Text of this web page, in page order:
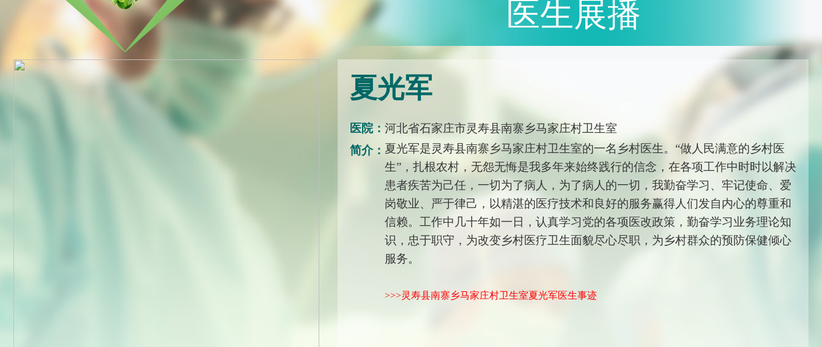
医生展播
夏光军
医院： 河北省石家庄市灵寿县南寨乡马家庄村卫生室
简介： 夏光军是灵寿县南寨乡马家庄村卫生室的一名乡村医生。“做人民满意的乡村医
生”，扎根农村，无怨无悔是我多年来始终践行的信念，在各项工作中时时以解决
患者疾苦为己任，一切为了病人，为了病人的一切，我勤奋学习、牢记使命、爱
岗敬业、严于律己，以精湛的医疗技术和良好的服务赢得人们发自内心的尊重和
信赖。工作中几十年如一日，认真学习党的各项医改政策，勤奋学习业务理论知
识，忠于职守，为改变乡村医疗卫生面貌尽心尽职，为乡村群众的预防保健倾心
服务。
>>>灵寿县南寨乡马家庄村卫生室夏光军医生事迹